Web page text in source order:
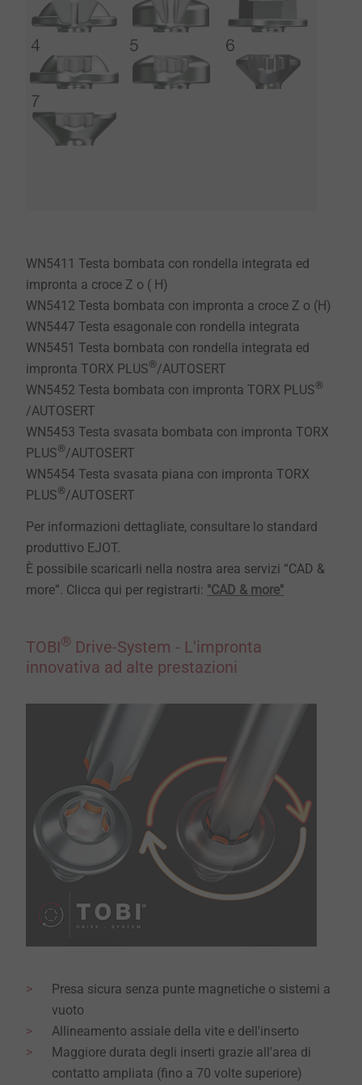
WN5411 Testa bombata con rondella integrata ed
impronta a croce Z o ( H)
WN5412 Testa bombata con impronta a croce Z o (H)
WN5447 Testa esagonale con rondella integrata
WN5451 Testa bombata con rondella integrata ed
impronta TORX PLUS®/AUTOSERT
WN5452 Testa bombata con impronta TORX PLUS®
/AUTOSERT
WN5453 Testa svasata bombata con impronta TORX
PLUS®/AUTOSERT
WN5454 Testa svasata piana con impronta TORX
PLUS®/AUTOSERT
Per informazioni dettagliate, consultare lo standard
produttivo EJOT.
È possibile scaricarli nella nostra area servizi “CAD &
more”. Clicca qui per registrarti: "CAD & more"
TOBI® Drive-System - L'impronta
innovativa ad alte prestazioni
Presa sicura senza punte magnetiche o sistemi a
vuoto
Allineamento assiale della vite e dell'inserto
Maggiore durata degli inserti grazie all'area di
contatto ampliata (fino a 70 volte superiore)